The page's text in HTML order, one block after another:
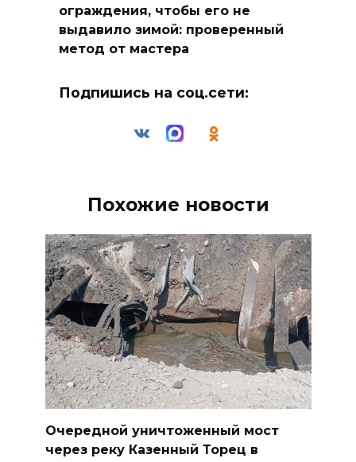
ограждения, чтобы его не
выдавило зимой: проверенный
метод от мастера
Подпишись на соц.сети:
Похожие новости
Очередной уничтоженный мост
через реку Казенный Торец в